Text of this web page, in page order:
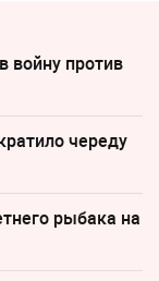
войну против
череду
рыбака на